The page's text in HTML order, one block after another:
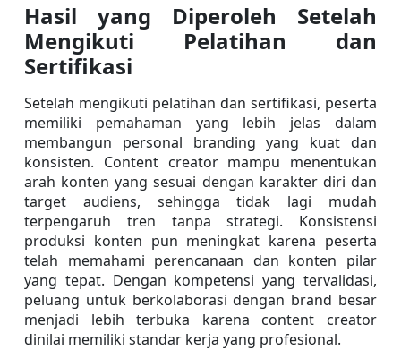
Hasil yang Diperoleh Setelah
Mengikuti Pelatihan dan
Sertifikasi
Setelah mengikuti pelatihan dan sertifikasi, peserta
memiliki pemahaman yang lebih jelas dalam
membangun personal branding yang kuat dan
konsisten. Content creator mampu menentukan
arah konten yang sesuai dengan karakter diri dan
target audiens, sehingga tidak lagi mudah
terpengaruh tren tanpa strategi. Konsistensi
produksi konten pun meningkat karena peserta
telah memahami perencanaan dan konten pilar
yang tepat. Dengan kompetensi yang tervalidasi,
peluang untuk berkolaborasi dengan brand besar
menjadi lebih terbuka karena content creator
dinilai memiliki standar kerja yang profesional.